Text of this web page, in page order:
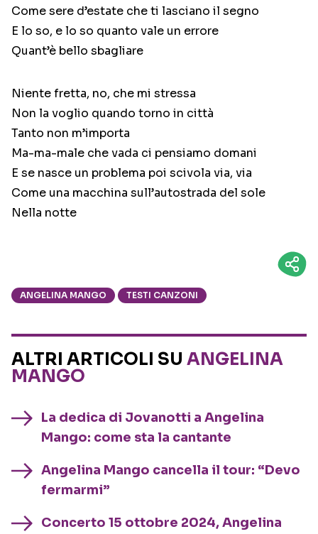
Come sere d’estate che ti lasciano il segno
E lo so, e lo so quanto vale un errore
Quant’è bello sbagliare
Niente fretta, no, che mi stressa
Non la voglio quando torno in città
Tanto non m’importa
Ma-ma-male che vada ci pensiamo domani
E se nasce un problema poi scivola via, via
Come una macchina sull’autostrada del sole
Nella notte
ANGELINA MANGO TESTI CANZONI
ALTRI ARTICOLI SU ANGELINA
MANGO
La dedica di Jovanotti a Angelina
Mango: come sta la cantante
Angelina Mango cancella il tour: “Devo
fermarmi”
Concerto 15 ottobre 2024, Angelina